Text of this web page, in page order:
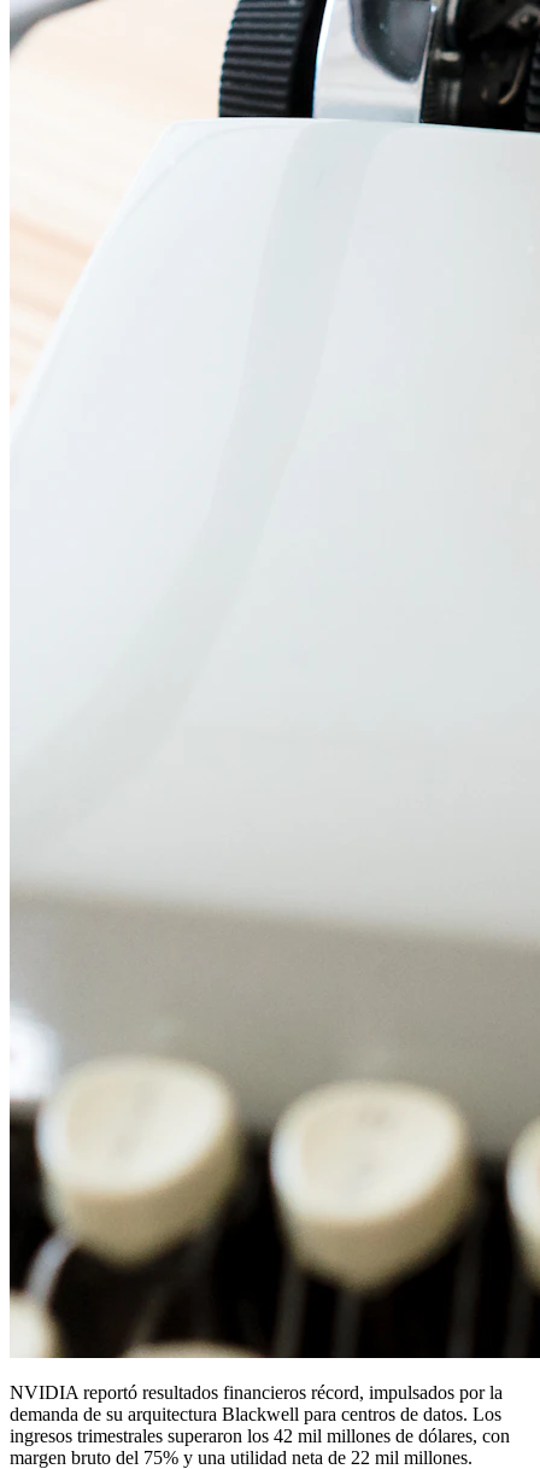
NVIDIA reportó resultados financieros récord, impulsados por la
demanda de su arquitectura Blackwell para centros de datos. Los
ingresos trimestrales superaron los 42 mil millones de dólares, con
margen bruto del 75% y una utilidad neta de 22 mil millones.